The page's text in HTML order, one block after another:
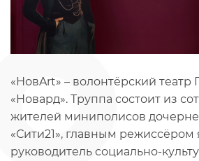
«НовArt» – волонтёрский
«Новард». Труппа состоит из
жителей миниполисов
«Сити21», главным режиссёром
руководитель социально-